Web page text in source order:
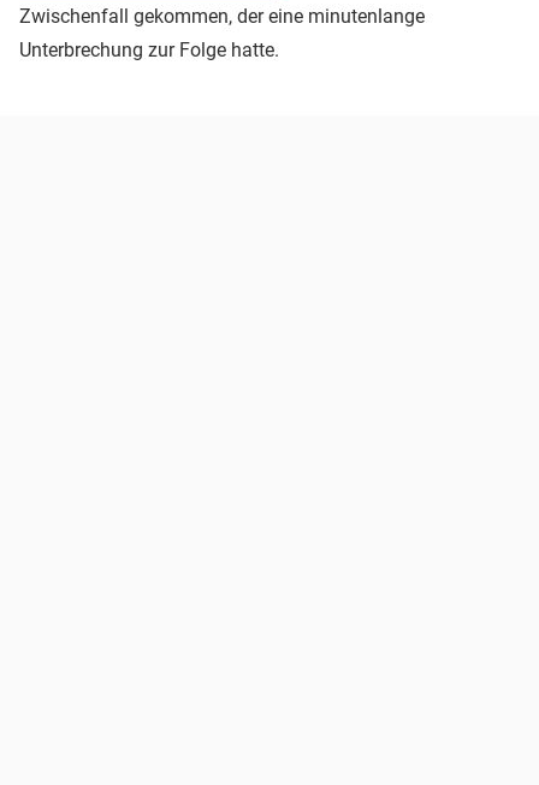
Zwischenfall gekommen, der eine minutenlange
Unterbrechung zur Folge hatte.